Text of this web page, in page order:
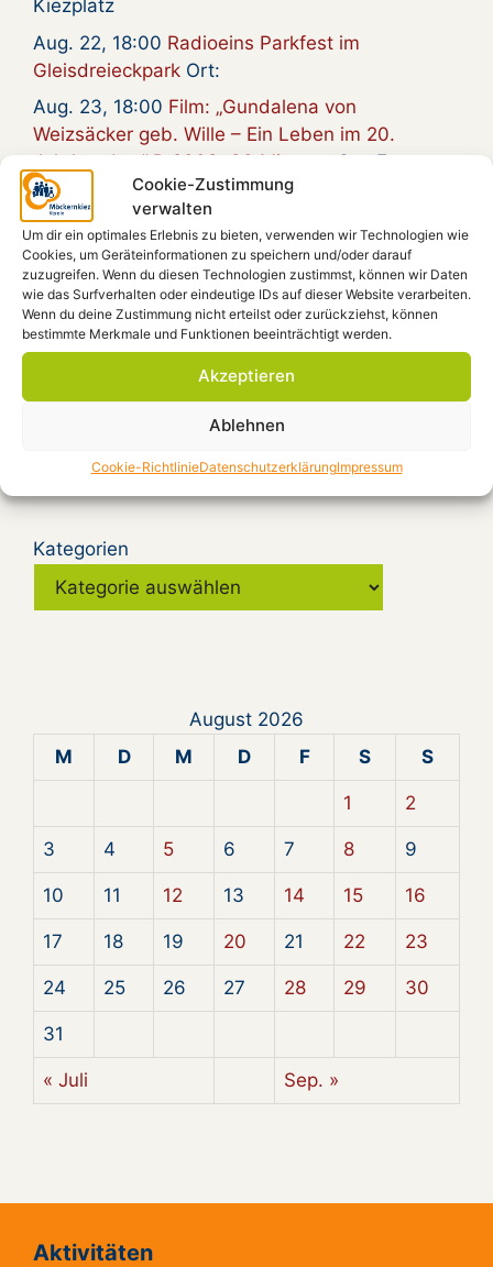
Cookie-Zustimmung
verwalten
Um dir ein optimales Erlebnis zu bieten, verwenden wir Technologien wie
Cookies, um Geräteinformationen zu speichern und/oder darauf
zuzugreifen. Wenn du diesen Technologien zustimmst, können wir Daten
wie das Surfverhalten oder eindeutige IDs auf dieser Website verarbeiten.
Wenn du deine Zustimmung nicht erteilst oder zurückziehst, können
bestimmte Merkmale und Funktionen beeinträchtigt werden.
Akzeptieren
Ablehnen
Cookie-RichtlinieDatenschutzerklärungImpressum
Kiezplatz
Aug. 22, 18:00 Radioeins Parkfest im
Gleisdreieckpark Ort:
Aug. 23, 18:00 Film: „Gundalena von
Weizsäcker geb. Wille – Ein Leben im 20.
Jahrhundert“ D 2009, 90 MinutenOrt: Forum
Spendenkonto
Möckernkiez e.V.
IBAN: DE41 4306 0967 1101 9938 00
GLS-Bank, BIC: GENODEM1GLS
Kategorien
August 2026
M
D M D F S S
1 2
3 4 5 6 7 8 9
10 11 12 13 14 15 16
17 18 19 20 21 22 23
24 25 26 27 28 29 30
31
« Juli Sep. »
Aktivitäten